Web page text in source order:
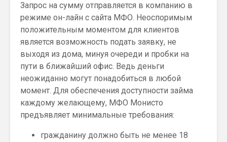
Запрос на сумму отправляется в компанию в
режиме он-лайн с сайта МФО. Неоспоримым
положительным моментом для клиентов
является возможность подать заявку, не
выходя из дома, минуя очереди и пробки на
пути в ближайший офис. Ведь деньги
неожиданно могут понадобиться в любой
момент. Для обеспечения доступности займа
каждому желающему, МФО Монисто
предъявляет минимальные требования:
гражданину должно быть не менее 18